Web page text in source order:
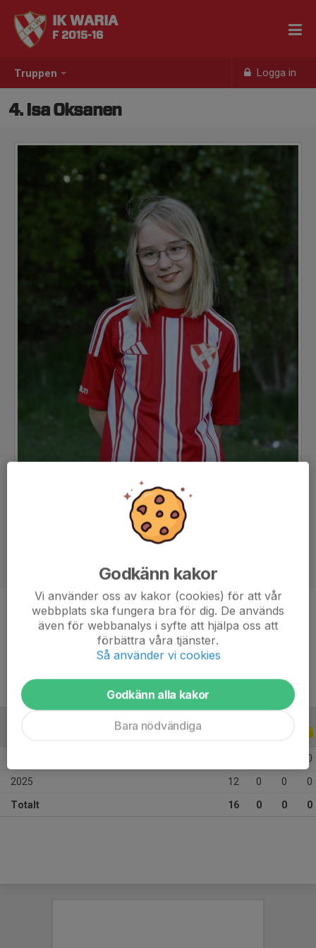
Truppen Logga in
IK WARIA
F 2015-16
4. Isa Oksanen
Position
-
11 år
ALLA ÅR
0
2025 12 0 0 0
Totalt 16 0 0 0
Godkänn kakor
Vi använder oss av kakor (cookies) för att vår
webbplats ska fungera bra för dig. De används
även för webbanalys i syfte att hjälpa oss att
förbättra våra tjänster.
Så använder vi cookies
Godkänn alla kakor
Bara nödvändiga